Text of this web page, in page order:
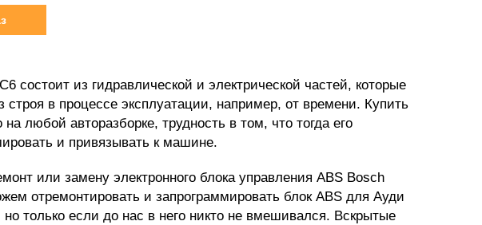
состоит из гидравлической и электрической частей, которые
строя в процессе эксплуатации, например, от времени. Купить
любой авторазборке, трудность в том, что тогда его
и привязывать к машине.
или замену электронного блока управления ABS Bosch
отремонтировать и запрограммировать блок ABS для Ауди
только если до нас в него никто не вмешивался. Вскрытые